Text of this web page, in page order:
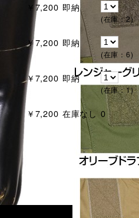
￥7,200 即納
(在庫：2)
￥7,200 即納
(在庫：6)
￥7,200 即納
(在庫：1)
￥7,200 在庫なし 0